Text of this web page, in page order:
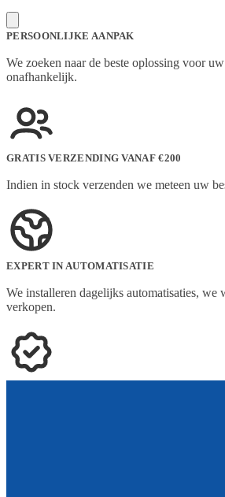
PERSOONLIJKE AANPAK
We zoeken naar de beste oplossing voor
onafhankelijk.
GRATIS VERZENDING VANAF €200
Indien in stock verzenden we meteen uw
EXPERT IN AUTOMATISATIE
We installeren dagelijks automatisaties, we
verkopen.